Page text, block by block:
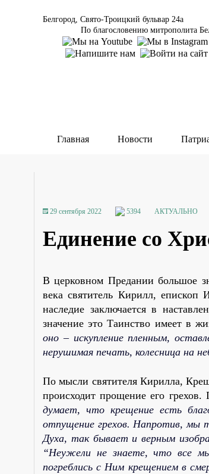
Белгород, Свято-Троицкий бульвар 24а
По благословению митрополита
Главная Новости
29 сентября 2022 5394 АКТУАЛЬНО
Единение со
В церковном Предании большое
века святитель Кирилл, епископ
наследие заключается в
значение это Таинство имеет в
оно – искупление пленным,
нерушимая печать, колесница на
По мысли святителя Кирилла,
происходит прощение его
думает, что крещение есть
отпущение грехов. Напротив, мы
Духа, так бывает и верным
“Неужели не знаете, что все
погреблись с Ним крещением в